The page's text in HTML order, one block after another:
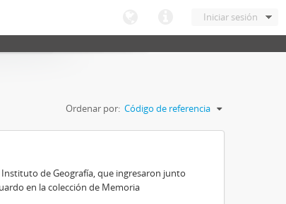
Iniciar sesión
Ordenar por: Código de referencia
de Geografía, que ingresaron junto
en la colección de Memoria